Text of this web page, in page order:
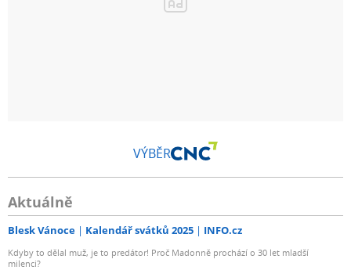
VÝBĚR
Aktuálně
Blesk Vánoce Kalendář svátků 2025 INFO.cz
Kdyby to dělal muž, je to predátor! Proč Madonně prochází o 30 let mladší
milenci?